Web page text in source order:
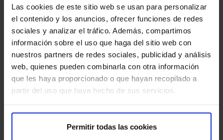
Las cookies de este sitio web se usan para personalizar
el contenido y los anuncios, ofrecer funciones de redes
sociales y analizar el tráfico. Además, compartimos
información sobre el uso que haga del sitio web con
nuestros partners de redes sociales, publicidad y análisis
web, quienes pueden combinarla con otra información
que les haya proporcionado o que hayan recopilado a
partir del uso que haya hecho de sus servicios.
Permitir todas las cookies
Más HM Hospitales
Fundación HM​
Instituto HM Hospitales​
Intranet HM Hospitales​